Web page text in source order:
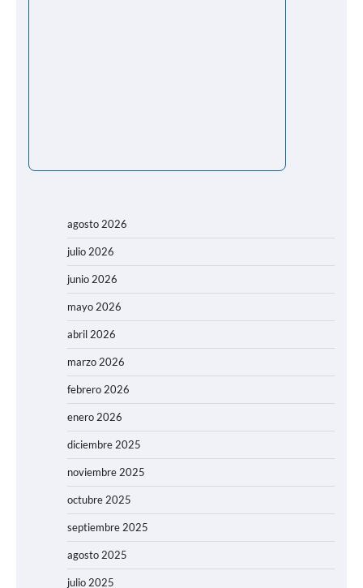
agosto 2026
julio 2026
junio 2026
mayo 2026
abril 2026
marzo 2026
febrero 2026
enero 2026
diciembre 2025
noviembre 2025
octubre 2025
septiembre 2025
agosto 2025
julio 2025